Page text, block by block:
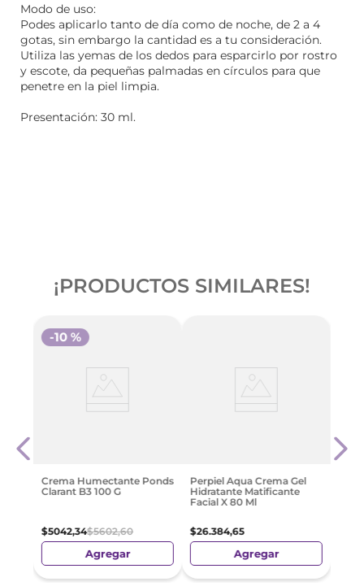
Modo de uso:
Podes aplicarlo tanto de día como de noche, de 2 a 4
gotas, sin embargo la cantidad es a tu consideración.
Utiliza las yemas de los dedos para esparcirlo por rostro
y escote, da pequeñas palmadas en círculos para que
penetre en la piel limpia.
Presentación: 30 ml.
¡PRODUCTOS SIMILARES!
Crema Humectante Ponds
Clarant B3 100 G
$5042,34$5602,60
-10 %
Agregar
Perpiel Aqua Crema Gel
Hidratante Matificante
Facial X 80 Ml
$26.384,65
Agregar
Anti-